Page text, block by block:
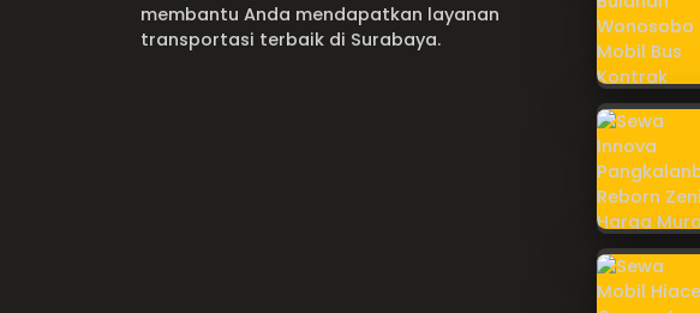
membantu Anda mendapatkan layanan
transportasi terbaik di Surabaya.